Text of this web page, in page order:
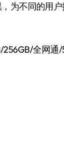
为不同的用
256GB/全网通/